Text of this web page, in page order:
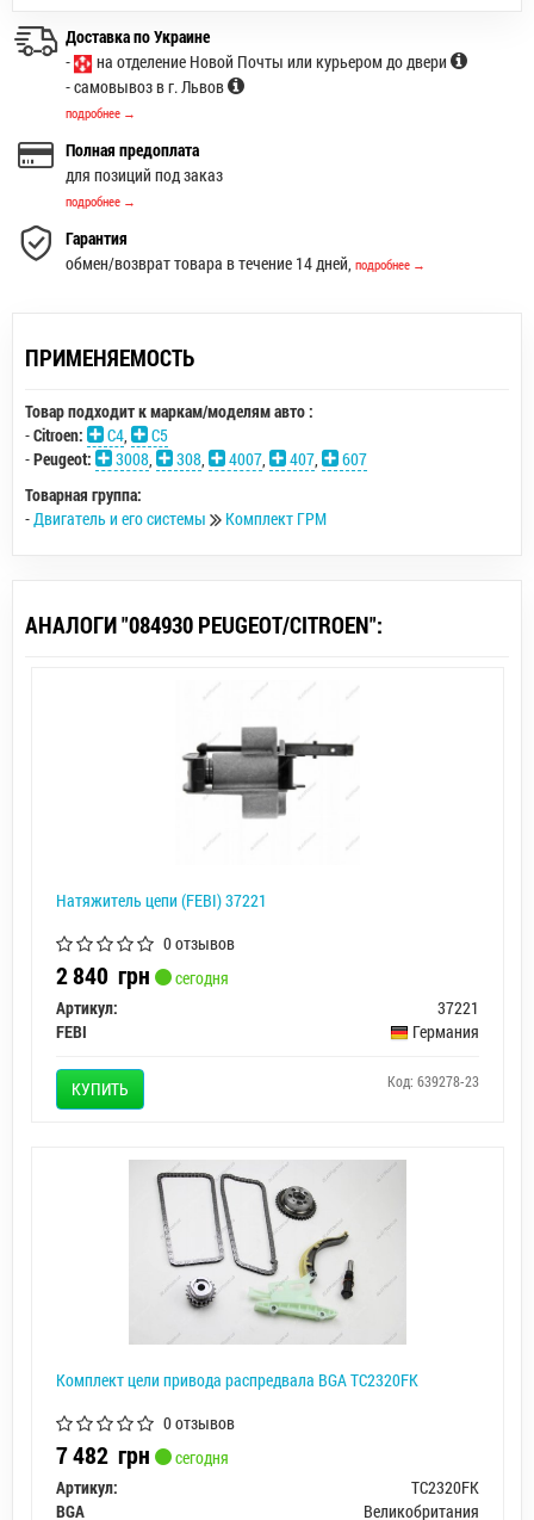
Доставка по Украине
-
на отделение Новой Почты или курьером до двери
- самовывоз в г. Львов
подробнее →
Полная предоплата
для позиций под заказ
подробнее →
Гарантия
обмен/возврат товара в течение 14 дней, подробнее →
ПРИМЕНЯЕМОСТЬ
Товар подходит к маркам/моделям авто :
-Citroen: C4,
C5
-Peugeot: 3008, 308, 4007, 407,
607
Товарная группа:
-Двигатель и его системы Комплект ГРМ
АНАЛОГИ "084930 PEUGEOT/CITROEN":
Натяжитель цепи (FEBI) 37221
0 отзывов
2 840 грн
сегодня
Артикул:
37221
FEBI
Германия
КУПИТЬ Код: 639278-23
Комплект цели привода распредвала BGA TC2320FK
0 отзывов
7 482 грн
сегодня
Артикул:
TC2320FK
BGA
Великобритания